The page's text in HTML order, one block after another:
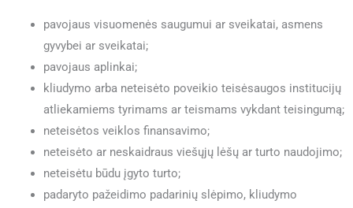
pavojaus visuomenės saugumui ar sveikatai, asmens
gyvybei ar sveikatai;
pavojaus aplinkai;
kliudymo arba neteisėto poveikio teisėsaugos institucijų
atliekamiems tyrimams ar teismams vykdant teisingumą;
neteisėtos veiklos finansavimo;
neteisėto ar neskaidraus viešųjų lėšų ar turto naudojimo;
neteisėtu būdu įgyto turto;
padaryto pažeidimo padarinių slėpimo, kliudymo